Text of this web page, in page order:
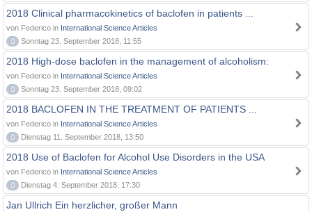
2018 Clinical pharmacokinetics of baclofen in patients ...
von Federico in International Science Articles
0
Sonntag 23. September 2018, 11:55
2018 High-dose baclofen in the management of alcoholism:
von Federico in International Science Articles
0
Sonntag 23. September 2018, 09:02
2018 BACLOFEN IN THE TREATMENT OF PATIENTS ...
von Federico in International Science Articles
0
Dienstag 11. September 2018, 13:50
2018 Use of Baclofen for Alcohol Use Disorders in the USA
von Federico in International Science Articles
0
Dienstag 4. September 2018, 17:30
Jan Ullrich Ein herzlicher, großer Mann